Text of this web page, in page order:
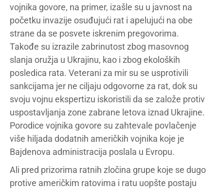
vojnika govore, na primer, izašle su u javnost na
početku invazije osuđujući rat i apelujući na obe
strane da se posvete iskrenim pregovorima.
Takođe su izrazile zabrinutost zbog masovnog
slanja oružja u Ukrajinu, kao i zbog ekoloških
posledica rata. Veterani za mir su se usprotivili
sankcijama jer ne ciljaju odgovorne za rat, dok su
svoju vojnu ekspertizu iskoristili da se založe protiv
uspostavljanja zone zabrane letova iznad Ukrajine.
Porodice vojnika govore su zahtevale povlačenje
više hiljada dodatnih američkih vojnika koje je
Bajdenova administracija poslala u Evropu.
Ali pred prizorima ratnih zločina grupe koje se dugo
protive američkim ratovima i ratu uopšte postaju